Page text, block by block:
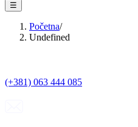
☰
Početna/
Undefined
(+381) 063 444 085